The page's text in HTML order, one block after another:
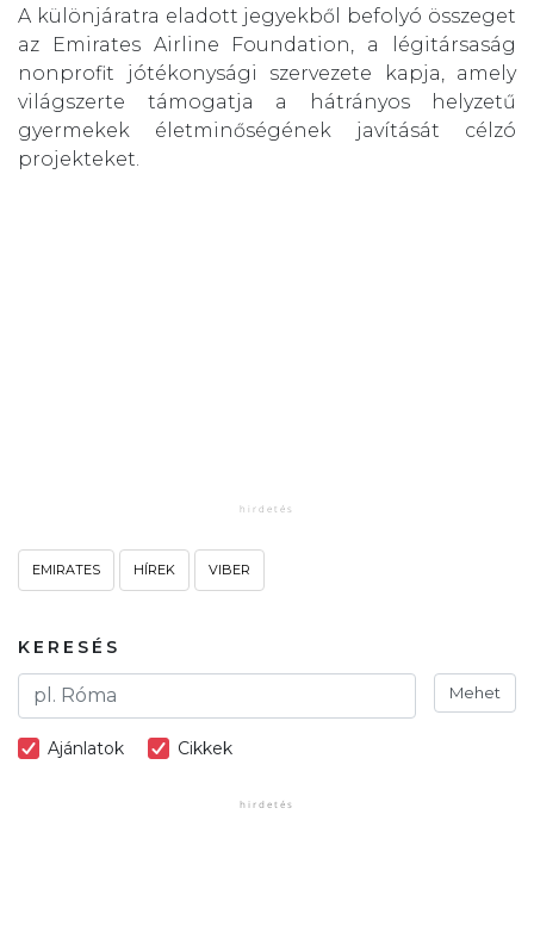
A különjáratra eladott jegyekből befolyó összeget
az Emirates Airline Foundation, a légitársaság
nonprofit jótékonysági szervezete kapja, amely
világszerte támogatja a hátrányos helyzetű
gyermekek életminőségének javítását célzó
projekteket.
EMIRATES HÍREK VIBER
KERESÉS
Mehet
Ajánlatok Cikkek